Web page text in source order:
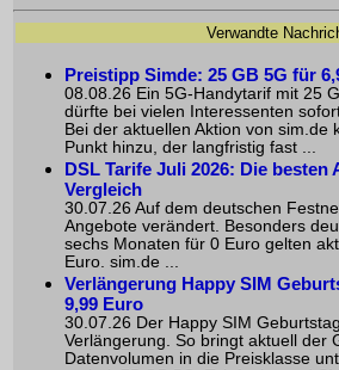
Verwandte
Preistipp Simde: 25 GB 5G für
08.08.26 Ein 5G-Handytarif mit 25
dürfte bei vielen Interessenten
Bei der aktuellen Aktion von sim.de
Punkt hinzu, der langfristig fast ...
DSL Tarife Juli 2026: Die besten
Vergleich
30.07.26 Auf dem deutschen
Angebote verändert. Besonders
sechs Monaten für 0 Euro gelten
Euro. sim.de ...
Verlängerung Happy SIM
9,99 Euro
30.07.26 Der Happy SIM
Verlängerung. So bringt aktuell der
Datenvolumen in die Preisklasse